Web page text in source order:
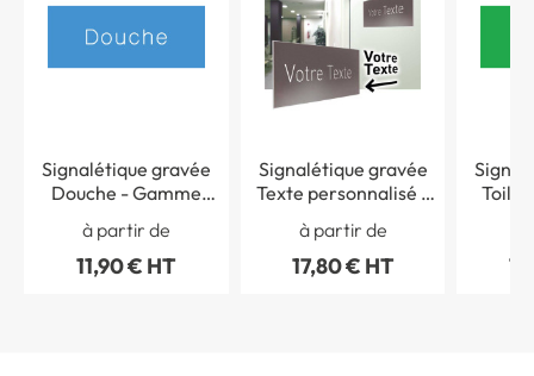
Signalétique gravée
Douche - Gamme
Couleur
à partir de
11,90 € HT
Signalétique gravée
Texte personnalisé -
Gamme Couleur
à partir de
17,80 € HT